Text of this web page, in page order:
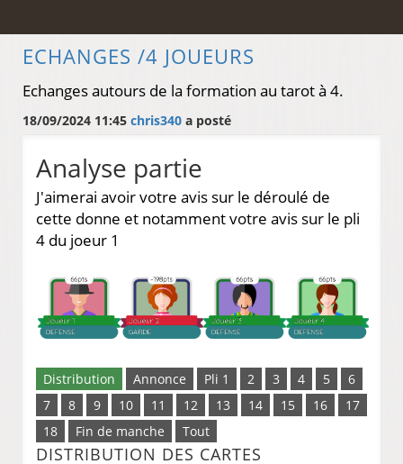
ECHANGES /4 JOUEURS
Echanges autours de la formation au tarot à 4.
18/09/2024 11:45 chris340 a posté
Analyse partie
J'aimerai avoir votre avis sur le déroulé de
cette donne et notamment votre avis sur le pli
4 du joeur 1
Distribution Annonce Pli 1 2 3 4 5
6
7
8 9 10 11 12 13 14 15 16
17
18
Fin de manche Tout
DISTRIBUTION DES CARTES